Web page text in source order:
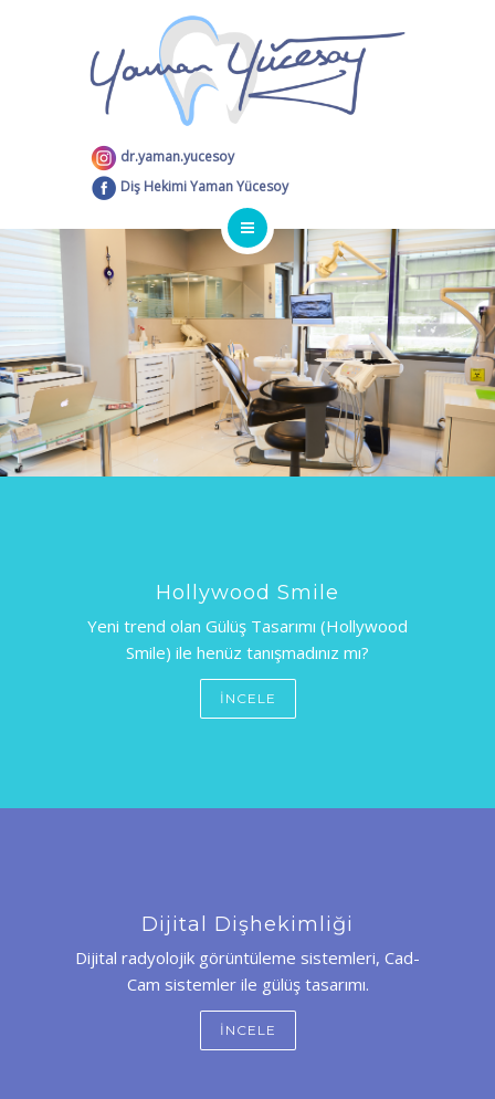
İLETIŞIM
dr.yaman.yucesoy
Diş Hekimi Yaman Yücesoy
ANA SAYFA
HIZMETLER
İLETIŞIM
Hollywood Smile
Yeni trend olan Gülüş Tasarımı (Hollywood
Smile) ile henüz tanışmadınız mı?
İNCELE
Dijital Dişhekimliği
Dijital radyolojik görüntüleme sistemleri, Cad-
Cam sistemler ile gülüş tasarımı.
İNCELE